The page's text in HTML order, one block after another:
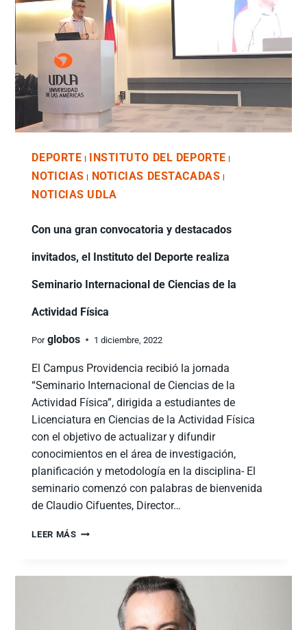
DEPORTE | INSTITUTO DEL DEPORTE |
NOTICIAS | NOTICIAS DESTACADAS |
NOTICIAS UDLA
Con una gran convocatoria y destacados
invitados, el Instituto del Deporte realiza
Seminario Internacional de Ciencias de la
Actividad Física
Por globos 1 diciembre, 2022
El Campus Providencia recibió la jornada
“Seminario Internacional de Ciencias de la
Actividad Física”, dirigida a estudiantes de
Licenciatura en Ciencias de la Actividad Física
con el objetivo de actualizar y difundir
conocimientos en el área de investigación,
planificación y metodología en la disciplina- El
seminario comenzó con palabras de bienvenida
de Claudio Cifuentes, Director…
LEER MÁS